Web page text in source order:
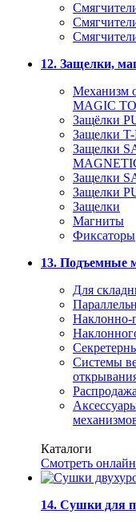
12. Защелки,
Механизм
MAGIC
Защёлки
Защелки
Защелки
Защелки
Защелки
Защелки
Магниты
Фиксаторы
13. Подъемные
Для
Наклонно-
Системы
Каталоги
Смотреть онлайн
14. Сушки для